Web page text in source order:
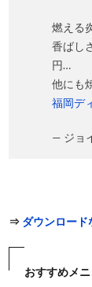
燃える
香ばし
円…
他にも
福岡デ
— ジョ
⇒ ダウンロード
おすすめメ